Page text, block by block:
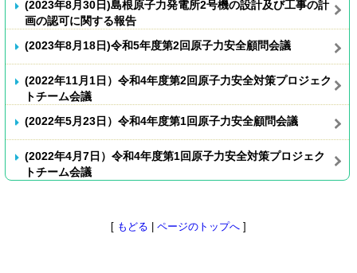
(2023年8月30日)島根原子力発電所2号機の設計及び工事の計
画の認可に関する報告
(2023年8月18日)令和5年度第2回原子力安全顧問会議
(2022年11月1日）令和4年度第2回原子力安全対策プロジェク
トチーム会議
(2022年5月23日）令和4年度第1回原子力安全顧問会議
(2022年4月7日）令和4年度第1回原子力安全対策プロジェク
トチーム会議
[ もどる ページのトップへ ]